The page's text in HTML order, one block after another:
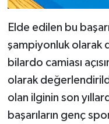
Elde edilen bu
şampiyonluk olarak
bilardo camiası
olarak
olan ilginin son
başarıların genç